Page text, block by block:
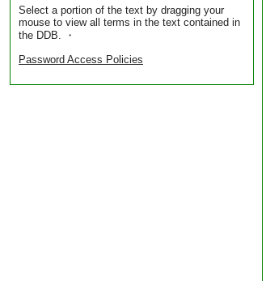
Select a portion of the text by dragging your
mouse to view all terms in the text contained in
the DDB. ・
Password Access Policies